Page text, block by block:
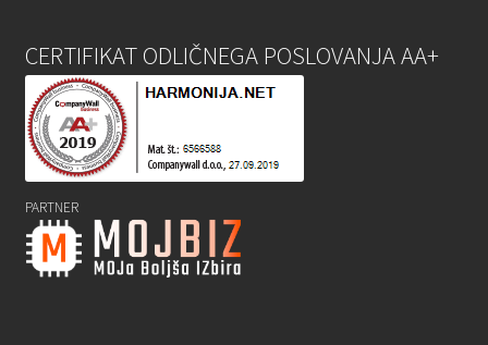
CERTIFIKAT ODLIČNEGA POSLOVANJA AA+
PARTNER